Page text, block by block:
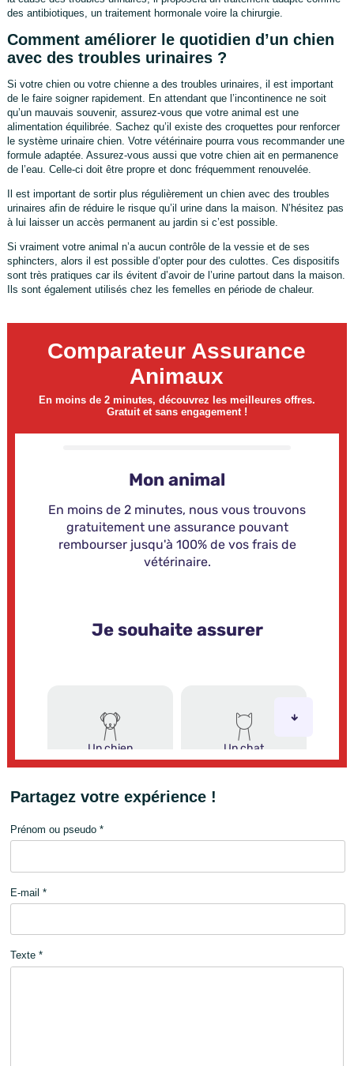
des antibiotiques, un traitement hormonale voire la chirurgie.
Comment améliorer le quotidien d’un chien
avec des troubles urinaires ?
Si votre chien ou votre chienne a des troubles urinaires, il est important
de le faire soigner rapidement. En attendant que l’incontinence ne soit
qu’un mauvais souvenir, assurez-vous que votre animal est une
alimentation équilibrée. Sachez qu’il existe des croquettes pour renforcer
le système urinaire chien. Votre vétérinaire pourra vous recommander une
formule adaptée. Assurez-vous aussi que votre chien ait en permanence
de l’eau. Celle-ci doit être propre et donc fréquemment renouvelée.
Il est important de sortir plus régulièrement un chien avec des troubles
urinaires afin de réduire le risque qu’il urine dans la maison. N’hésitez pas
à lui laisser un accès permanent au jardin si c’est possible.
Si vraiment votre animal n’a aucun contrôle de la vessie et de ses
sphincters, alors il est possible d’opter pour des culottes. Ces dispositifs
sont très pratiques car ils évitent d’avoir de l’urine partout dans la maison.
Ils sont également utilisés chez les femelles en période de chaleur.
Comparateur Assurance
Animaux
En moins de 2 minutes, découvrez les meilleures offres.
Gratuit et sans engagement !
Partagez votre expérience !
Prénom ou pseudo *
E-mail *
Texte *